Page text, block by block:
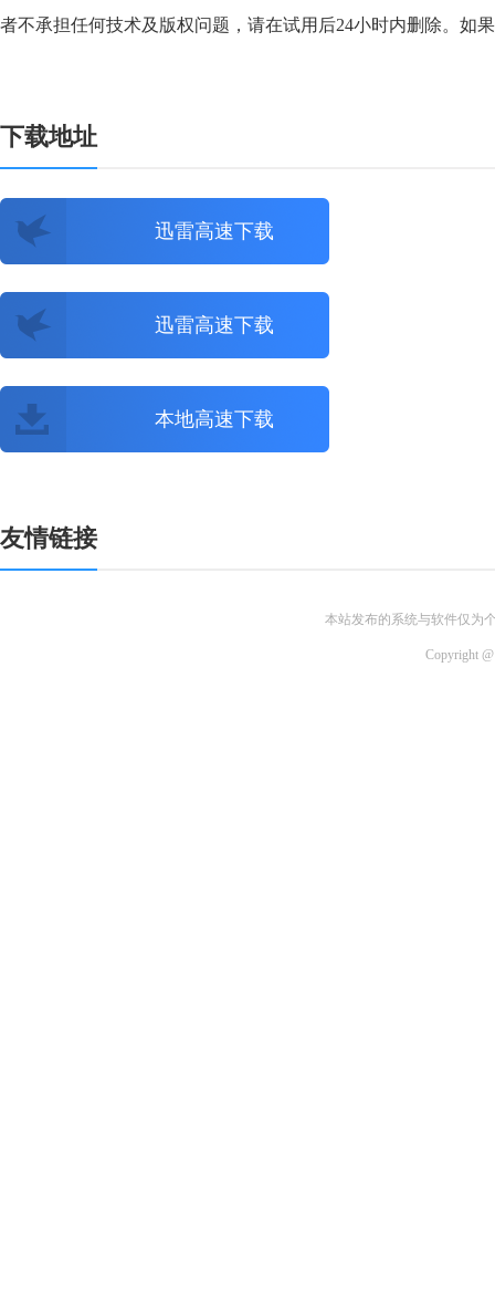
者不承担任何技术及版权问题，请在试用后24小时内删除。如
下载地址
迅雷高速下载
迅雷高速下载
本地高速下载
友情链接
本站发布的系统与软件仅为
Copyright